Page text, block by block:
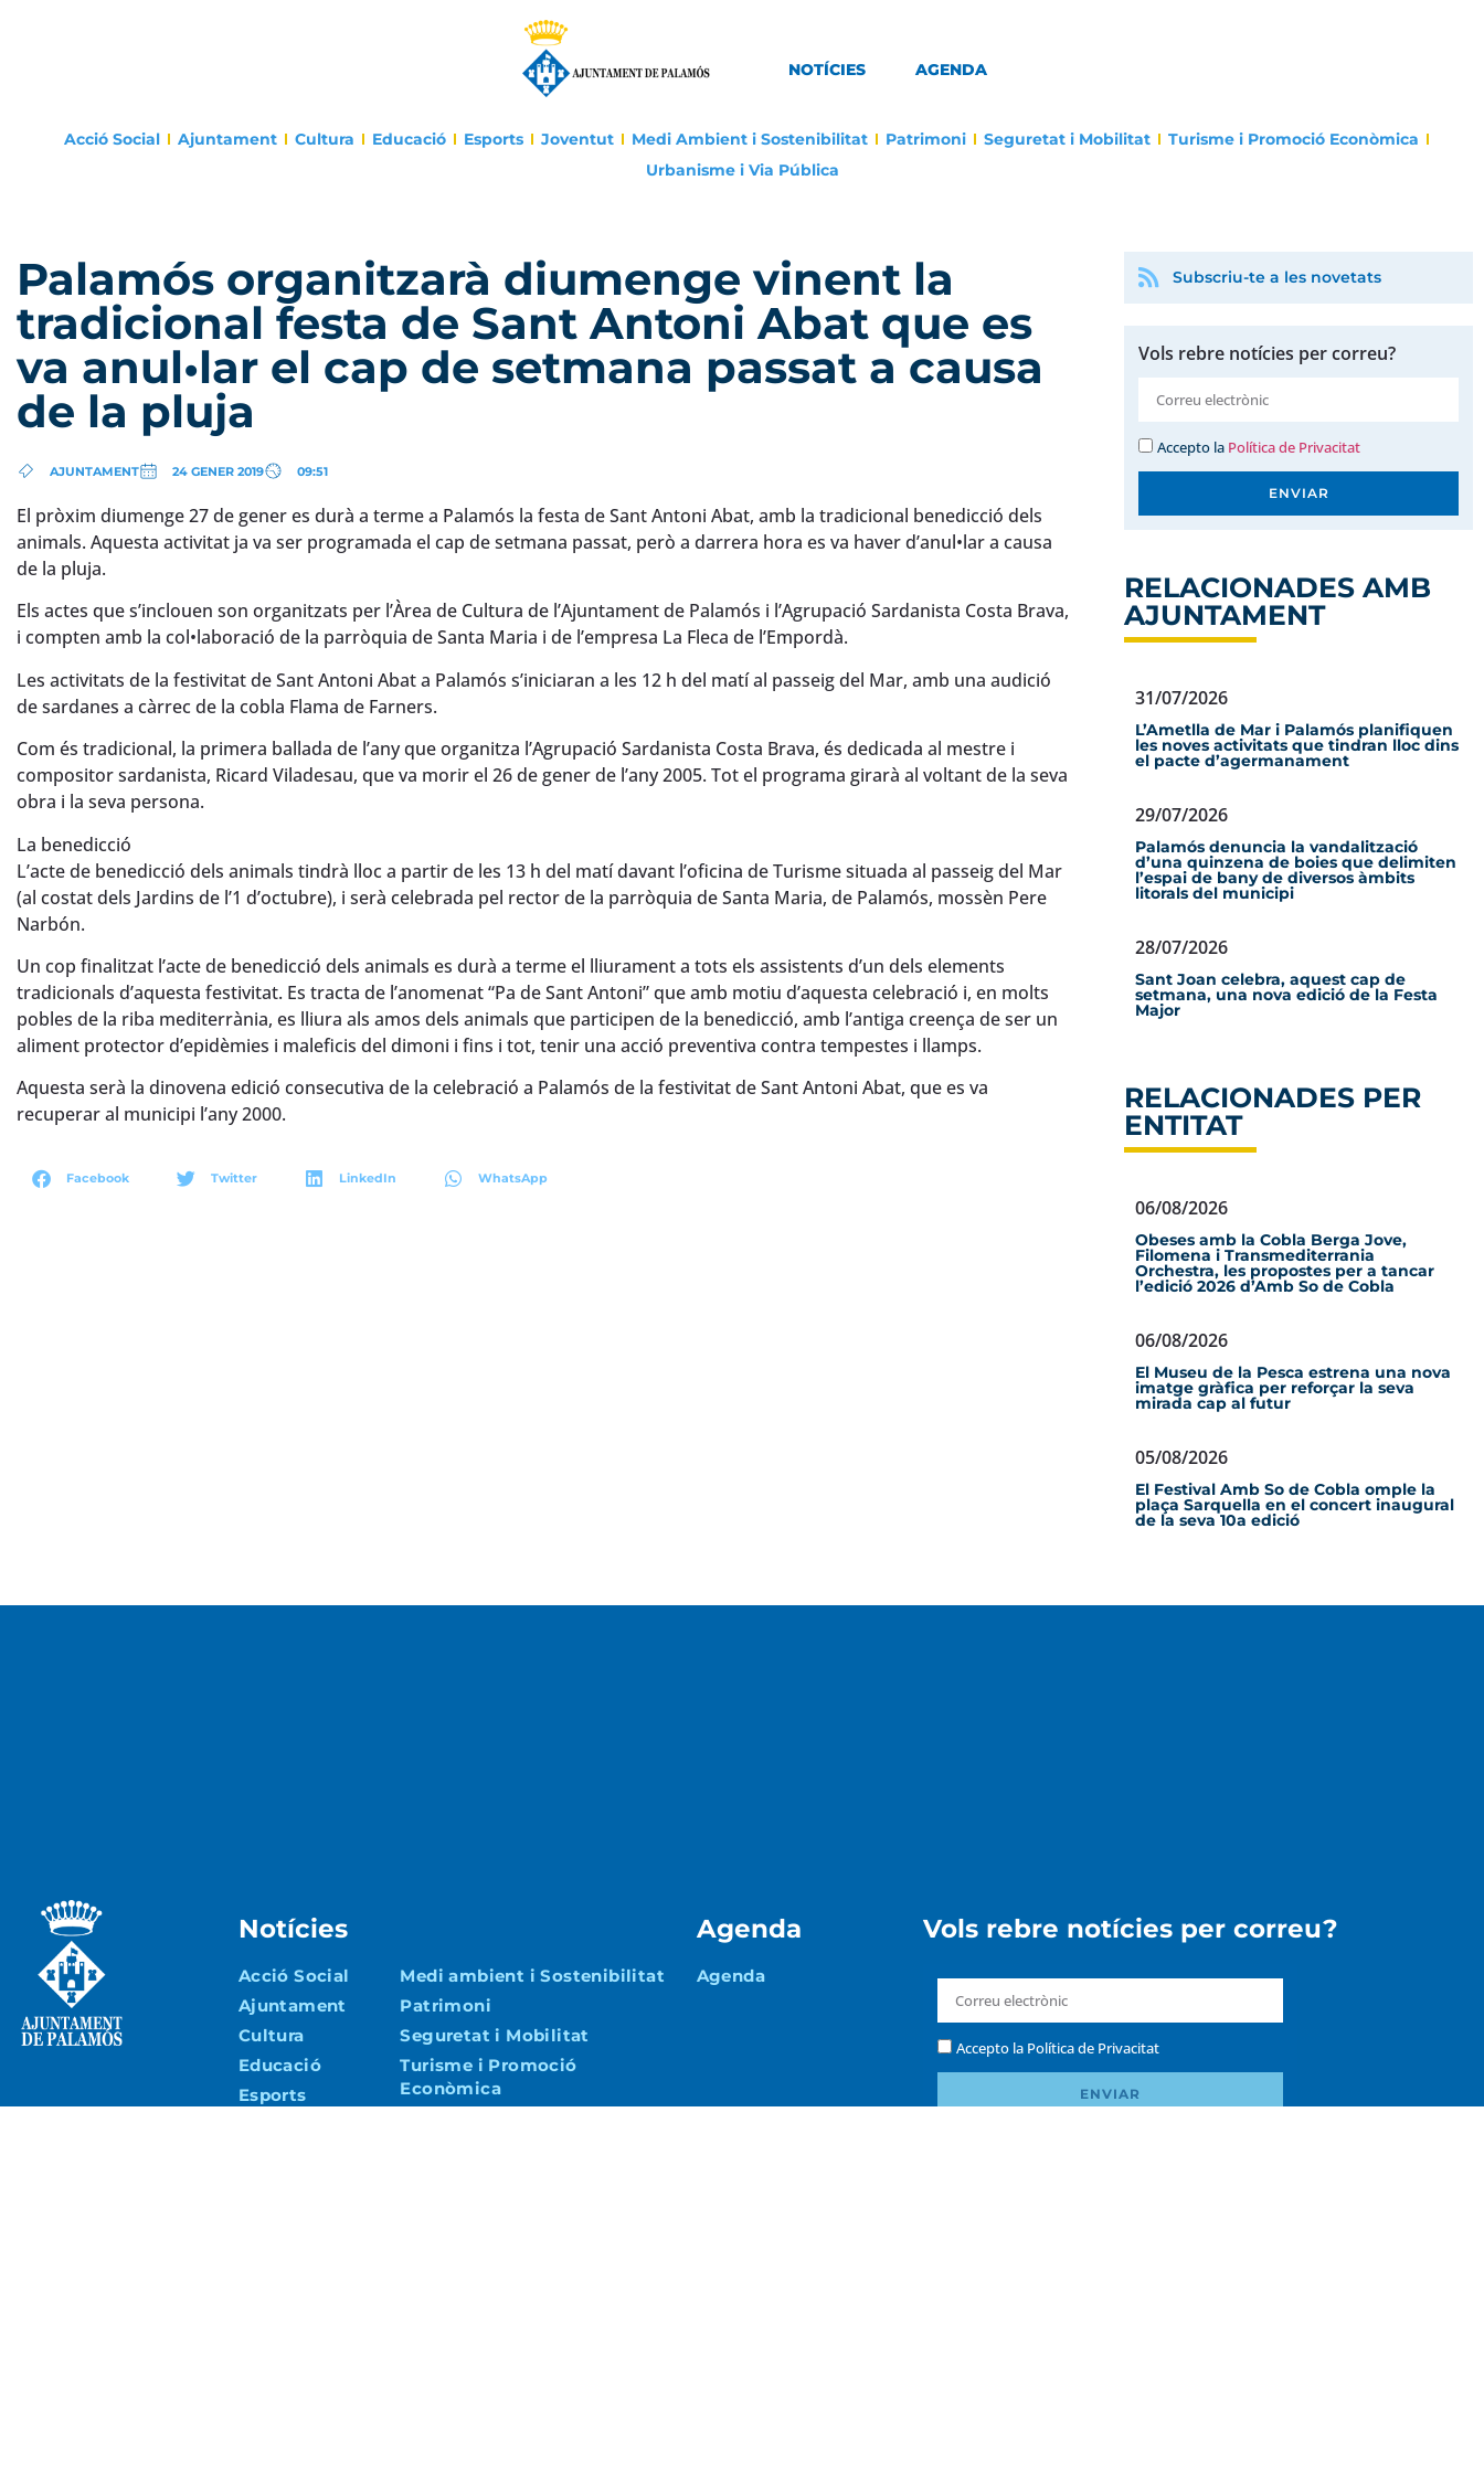
NOTÍCIES AGENDA
Acció Social Ajuntament Cultura Educació Esports Joventut Medi Ambient i Sostenibilitat Patrimoni Seguretat i Mobilitat
Turisme i Promoció Econòmica
Urbanisme i Via Pública
Palamós organitzarà diumenge vinent la
tradicional festa de Sant Antoni Abat que es
va anul•lar el cap de setmana passat a causa
de la pluja
AJUNTAMENT 24 GENER 2019 09:51
El pròxim diumenge 27 de gener es durà a terme a Palamós la festa de Sant Antoni Abat, amb la tradicional benedicció dels
animals. Aquesta activitat ja va ser programada el cap de setmana passat, però a darrera hora es va haver d’anul•lar a causa
de la pluja.
Els actes que s’inclouen son organitzats per l’Àrea de Cultura de l’Ajuntament de Palamós i l’Agrupació Sardanista Costa Brava,
i compten amb la col•laboració de la parròquia de Santa Maria i de l’empresa La Fleca de l’Empordà.
Les activitats de la festivitat de Sant Antoni Abat a Palamós s’iniciaran a les 12 h del matí al passeig del Mar, amb una audició
de sardanes a càrrec de la cobla Flama de Farners.
Com és tradicional, la primera ballada de l’any que organitza l’Agrupació Sardanista Costa Brava, és dedicada al mestre i
compositor sardanista, Ricard Viladesau, que va morir el 26 de gener de l’any 2005. Tot el programa girarà al voltant de la seva
obra i la seva persona.
La benedicció
L’acte de benedicció dels animals tindrà lloc a partir de les 13 h del matí davant l’oficina de Turisme situada al passeig del Mar
(al costat dels Jardins de l’1 d’octubre), i serà celebrada pel rector de la parròquia de Santa Maria, de Palamós, mossèn Pere
Narbón.
Un cop finalitzat l’acte de benedicció dels animals es durà a terme el lliurament a tots els assistents d’un dels elements
tradicionals d’aquesta festivitat. Es tracta de l’anomenat “Pa de Sant Antoni” que amb motiu d’aquesta celebració i, en molts
pobles de la riba mediterrània, es lliura als amos dels animals que participen de la benedicció, amb l’antiga creença de ser un
aliment protector d’epidèmies i maleficis del dimoni i fins i tot, tenir una acció preventiva contra tempestes i llamps.
Aquesta serà la dinovena edició consecutiva de la celebració a Palamós de la festivitat de Sant Antoni Abat, que es va
recuperar al municipi l’any 2000.
Facebook Twitter LinkedIn WhatsApp
Subscriu-te a les novetats
Vols rebre notícies per correu?
Accepto la Política de Privacitat
ENVIAR
RELACIONADES AMB
AJUNTAMENT
31/07/2026
L’Ametlla de Mar i Palamós planifiquen
les noves activitats que tindran lloc dins
el pacte d’agermanament
29/07/2026
Palamós denuncia la vandalització
d’una quinzena de boies que delimiten
l’espai de bany de diversos àmbits
litorals del municipi
28/07/2026
Sant Joan celebra, aquest cap de
setmana, una nova edició de la Festa
Major
RELACIONADES PER
ENTITAT
06/08/2026
Obeses amb la Cobla Berga Jove,
Filomena i Transmediterrania
Orchestra, les propostes per a tancar
l’edició 2026 d’Amb So de Cobla
06/08/2026
El Museu de la Pesca estrena una nova
imatge gràfica per reforçar la seva
mirada cap al futur
05/08/2026
El Festival Amb So de Cobla omple la
plaça Sarquella en el concert inaugural
de la seva 10a edició
Notícies Agenda Vols rebre notícies per correu?
Acció Social
Ajuntament
Cultura
Educació
Esports
Medi ambient i Sostenibilitat
Patrimoni
Seguretat i Mobilitat
Turisme i Promoció
Econòmica
Agenda
Accepto la Política de Privacitat
ENVIAR